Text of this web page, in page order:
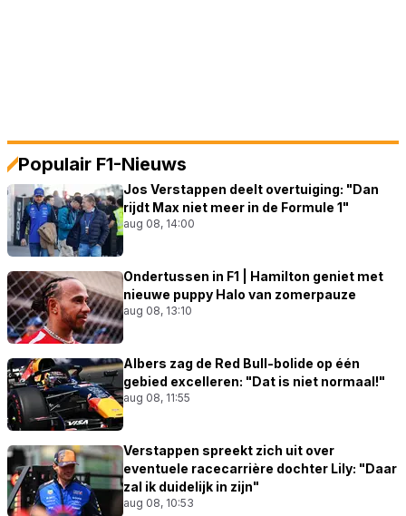
Populair F1-Nieuws
Jos Verstappen deelt overtuiging: "Dan
rijdt Max niet meer in de Formule 1"
aug 08, 14:00
Ondertussen in F1 | Hamilton geniet met
nieuwe puppy Halo van zomerpauze
aug 08, 13:10
Albers zag de Red Bull-bolide op één
gebied excelleren: "Dat is niet normaal!"
aug 08, 11:55
Verstappen spreekt zich uit over
eventuele racecarrière dochter Lily: "Daar
zal ik duidelijk in zijn"
aug 08, 10:53